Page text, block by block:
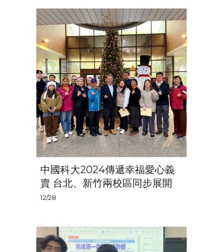
中國科大2024傳遞幸福愛心義
賣 台北、新竹兩校區同步展開
12/28